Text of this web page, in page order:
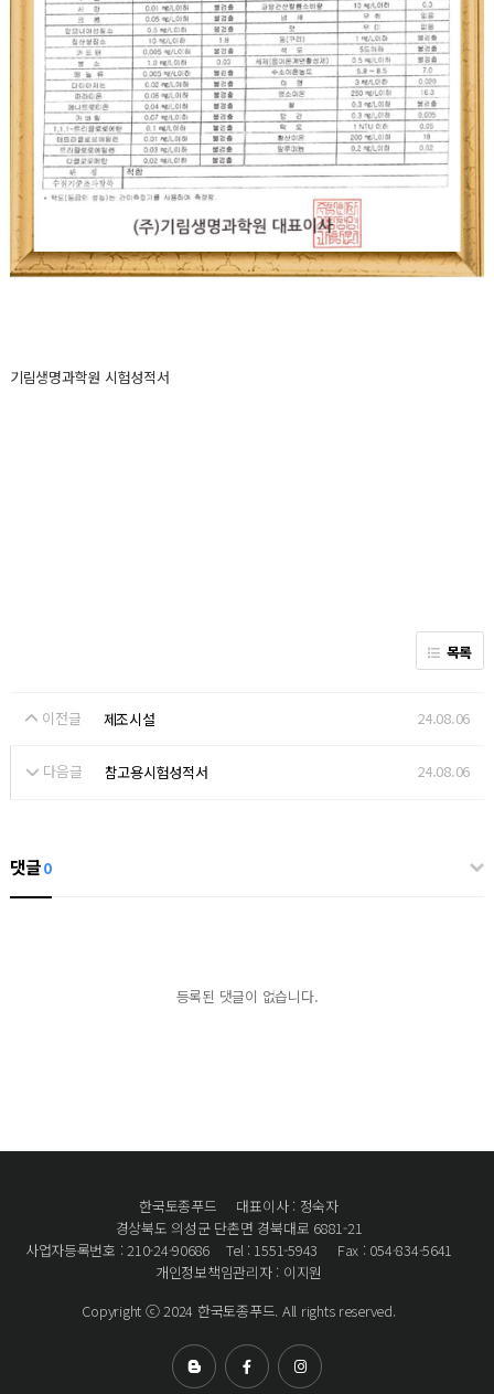
기림생명과학원 시험성적서
목록
이전글 제조시설 24.08.06
다음글 참고용시험성적서 24.08.06
댓글0
등록된 댓글이 없습니다.
한국토종푸드
대표이사 : 정숙자
경상북도 의성군 단촌면 경북대로 6881-21
사업자등록번호 : 210-24-90686
Tel : 1551-5943
Fax : 054-834-5641
개인정보책임관리자 : 이지원
Copyright ⓒ 2024 한국토종푸드. All rights reserved.